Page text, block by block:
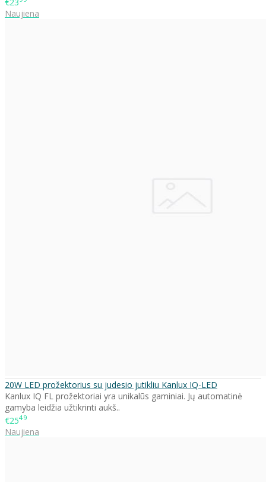
Naujiena
20W LED prožektorius su judesio jutikliu Kanlux IQ-LED
Kanlux IQ FL prožektoriai yra unikalūs gaminiai. Jų automatinė
gamyba leidžia užtikrinti aukš..
€2549
Naujiena